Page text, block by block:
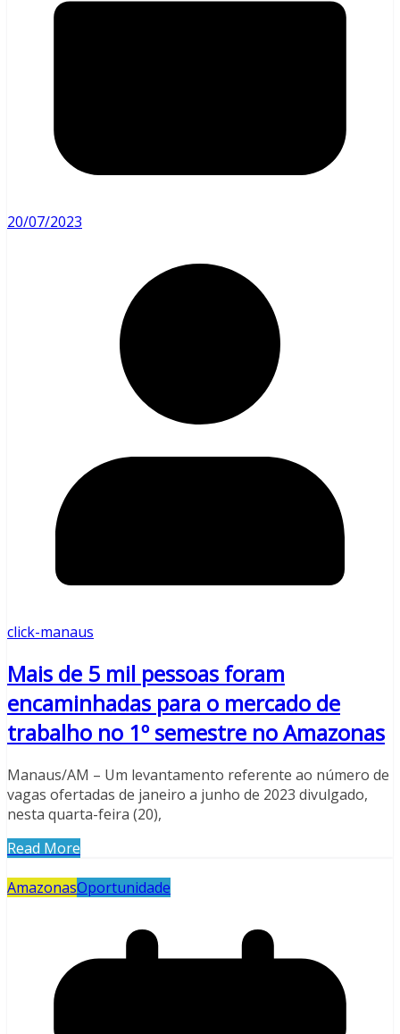
20/07/2023
click-manaus
Mais de 5 mil pessoas foram
encaminhadas para o mercado de
trabalho no 1º semestre no Amazonas
Manaus/AM – Um levantamento referente ao número de
vagas ofertadas de janeiro a junho de 2023 divulgado,
nesta quarta-feira (20),
Read More
AmazonasOportunidade